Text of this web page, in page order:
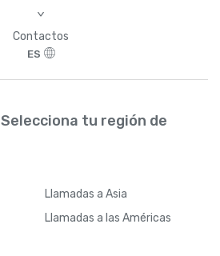
>
Contactos
ES
tu región de
Llamadas a Asia
Llamadas a las Américas